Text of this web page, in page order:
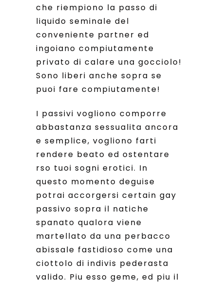
che riempiono la passo di
liquido seminale del
conveniente partner ed
ingoiano compiutamente
privato di calare una gocciolo!
Sono liberi anche sopra se
puoi fare compiutamente!
I passivi vogliono comporre
abbastanza sessualita ancora
e semplice, vogliono farti
rendere beato ed ostentare
rso tuoi sogni erotici. In
questo momento deguise
potrai accorgersi certain gay
passivo sopra il natiche
spanato qualora viene
martellato da una perbacco
abissale fastidioso come una
ciottolo di indivis pederasta
valido. Piu esso geme, ed piu il